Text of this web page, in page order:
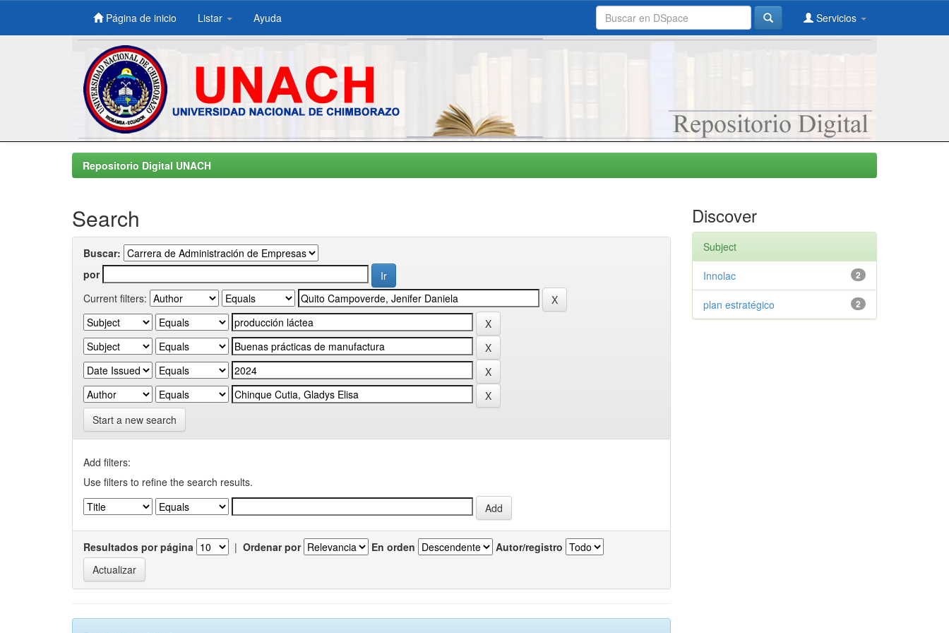
Skip
Página de inicio Listar Ayuda Servicios
Repositorio Digital UNACH
Search
Buscar:
por
Current filters:
Start a new search
Add filters:
Use filters to refine the search results.
Resultados por página | Ordenar por En orden Autor/registro
Discover
Subject
2
Innolac
2
plan estratégico